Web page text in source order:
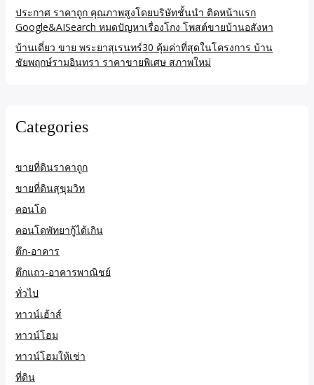
ประกาศ ราคาถูก คุณภาพสูงโดยบริษัทชั้นนำ ติดหน้าแรก
Google&AISearch หมดปัญหาเรื่องโกง โพสต์ขายบ้านอสังหา
บ้านเดี่ยว ขาย พระยาสุเรนทร์30 คุ้มค่าที่สุดในโครงการ บ้าน
ชัยพฤกษ์รามอินทรา ราคาขายพิเศษ สภาพใหม่
Categories
ขายที่ดินราคาถูก
ขายที่ดินสุขุมวิท
คอนโด
คอนโดพัทยากู้ได้เกิน
ตึก-อาคาร
ตึกแถว-อาคารพาณิชย์
ทั่วไป
ทาวน์เฮ้าส์
ทาวน์โฮม
ทาวน์โฮมให้เช่า
ที่ดิน